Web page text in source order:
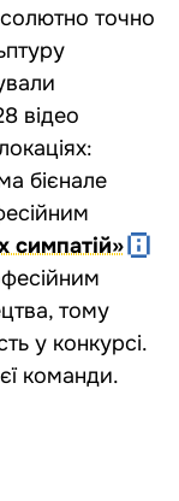
точно
відео
бієнале
симпатій»
тому
у конкурсі.
команди.